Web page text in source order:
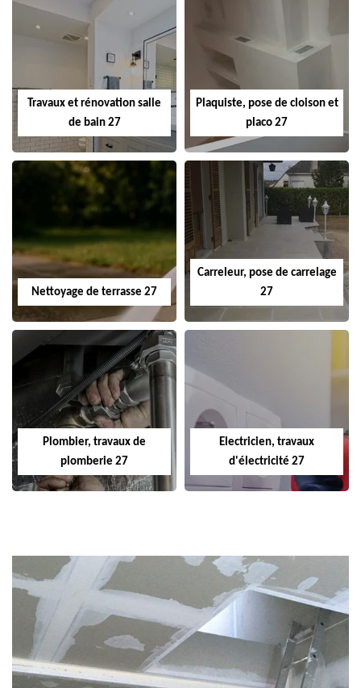
Travaux et rénovation salle
de bain 27
Plaquiste, pose de cloison et
placo 27
Nettoyage de terrasse 27
Carreleur, pose de carrelage
27
Plombier, travaux de
plomberie 27
Electricien, travaux
d'électricité 27